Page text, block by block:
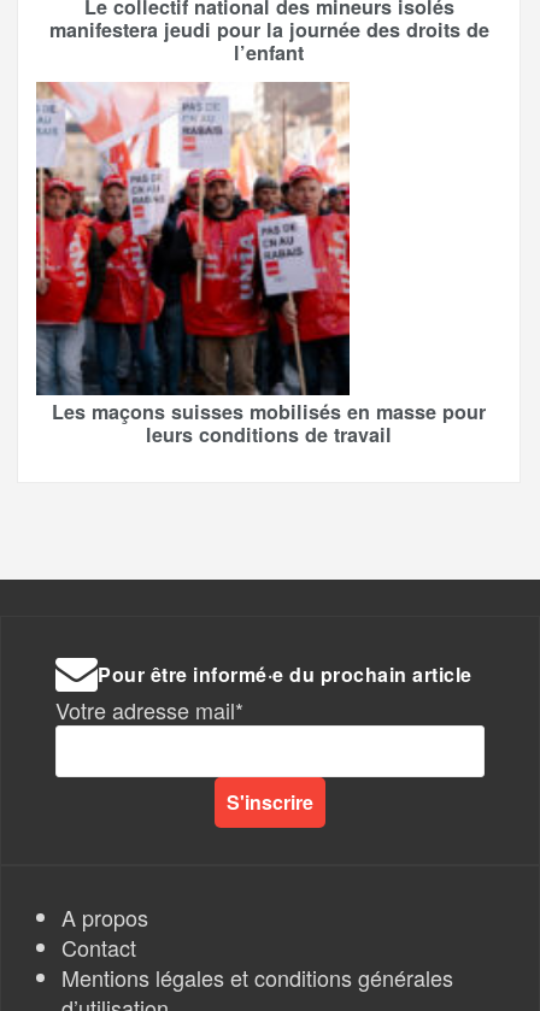
Le collectif national des mineurs isolés
manifestera jeudi pour la journée des droits de
l’enfant
Les maçons suisses mobilisés en masse pour
leurs conditions de travail
Pour être informé·e du prochain article
Votre adresse mail*
A propos
Contact
Mentions légales et conditions générales